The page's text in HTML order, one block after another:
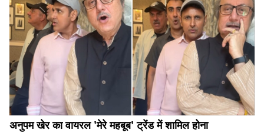
अनुपम खेर का वायरल 'मेरे महबूब' ट्रेंड में शामिल होना